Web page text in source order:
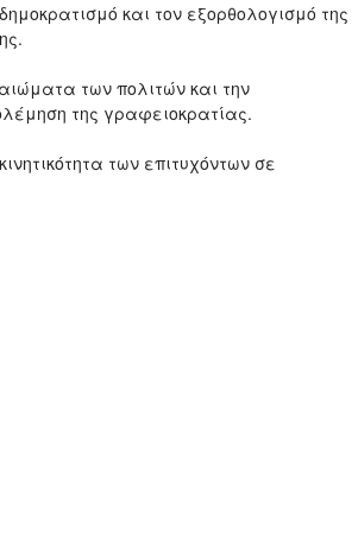
και τον εξορθολογισμό της
των πολιτών και την
της γραφειοκρατίας.
των επιτυχόντων σε